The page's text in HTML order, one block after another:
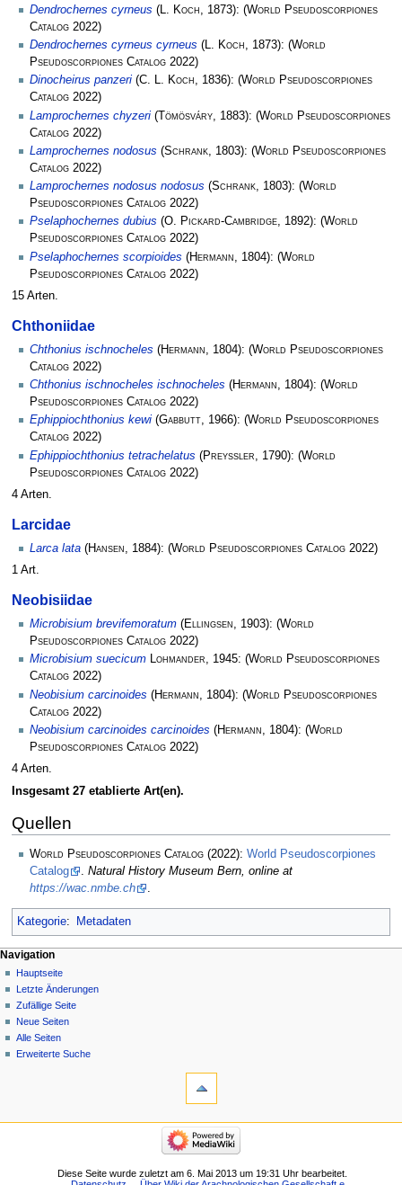
Dendrochernes cyrneus (L. Koch, 1873): (World Pseudoscorpiones
Catalog 2022)
Dendrochernes cyrneus cyrneus (L. Koch, 1873): (World
Pseudoscorpiones Catalog 2022)
Dinocheirus panzeri (C. L. Koch, 1836): (World Pseudoscorpiones
Catalog 2022)
Lamprochernes chyzeri (Tömösváry , 1883): (World Pseudoscorpiones
Catalog 2022)
Lamprochernes nodosus (Schrank, 1803): (World Pseudoscorpiones
Catalog 2022)
Lamprochernes nodosus nodosus (Schrank, 1803): (World
Pseudoscorpiones Catalog 2022)
Pselaphochernes dubius (O. Pickard-Cambridge, 1892): (World
Pseudoscorpiones Catalog 2022)
Pselaphochernes scorpioides (Hermann , 1804): (World
Pseudoscorpiones Catalog 2022)
15 Arten.
Chthoniidae
Chthonius ischnocheles (Hermann, 1804): (World Pseudoscorpiones
Catalog 2022)
Chthonius ischnocheles ischnocheles (Hermann, 1804): (World
Pseudoscorpiones Catalog 2022)
Ephippiochthonius kewi (Gabbutt, 1966): (World Pseudoscorpiones
Catalog 2022)
Ephippiochthonius tetrachelatus (Preyssler , 1790): (World
Pseudoscorpiones Catalog 2022)
4 Arten.
Larcidae
Larca lata (Hansen, 1884): (World Pseudoscorpiones Catalog 2022)
1 Art.
Neobisiidae
Microbisium brevifemoratum (Ellingsen, 1903): (World
Pseudoscorpiones Catalog 2022)
Microbisium suecicum Lohmander, 1945: (World Pseudoscorpiones
Catalog 2022)
Neobisium carcinoides (Hermann , 1804): (World Pseudoscorpiones
Catalog 2022)
Neobisium carcinoides carcinoides (Hermann, 1804): (World
Pseudoscorpiones Catalog 2022)
4 Arten.
Insgesamt 27 etablierte Art(en).
Quellen
World Pseudoscorpiones Catalog (2022): World Pseudoscorpiones
Catalog
Natural History Museum Bern, online at
https://wac.nmbe.ch
Kategorie: Metadaten
Navigation
Hauptseite
Letzte Änderungen
Zufällige Seite
Neue Seiten
Alle Seiten
Erweiterte Suche
Diese Seite wurde zuletzt am 6. Mai 2013 um 19:31 Uhr bearbeitet.